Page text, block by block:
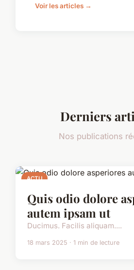
Voir les articles →
Derniers
Nos publications
ACTU
Quis odio dolore
autem ipsam ut
Ducimus. Facilis aliquam....
18 mars 2025 · 1 min de lecture